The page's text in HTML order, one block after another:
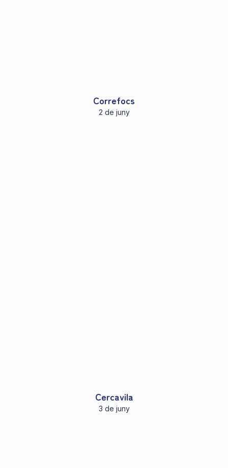
Correfocs
2 de juny
Cercavila
3 de juny